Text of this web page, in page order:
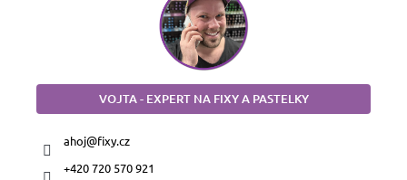
VOJTA - EXPERT NA FIXY A PASTELKY
ahoj@fixy.cz
+420 720 570 921